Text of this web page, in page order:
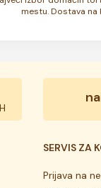
mestu. Dostava na
SERVIS ZA
Prijava na